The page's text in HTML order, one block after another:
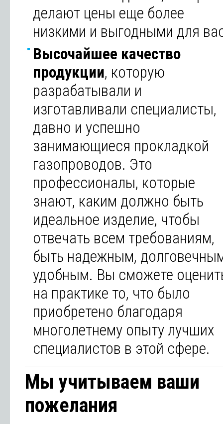
делают цены еще более
низкими и выгодными для
Высочайшее качество
продукции, которую
разрабатывали и
изготавливали специалисты,
давно и успешно
занимающиеся прокладкой
газопроводов. Это
профессионалы, которые
знают, каким должно быть
идеальное изделие, чтобы
отвечать всем требованиям,
быть надежным,
удобным. Вы сможете
на практике то, что было
приобретено благодаря
многолетнему опыту лучших
специалистов в этой сфере.
Мы учитываем ваши
пожелания